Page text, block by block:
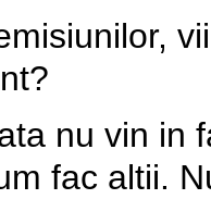
nu vin in
fac altii.